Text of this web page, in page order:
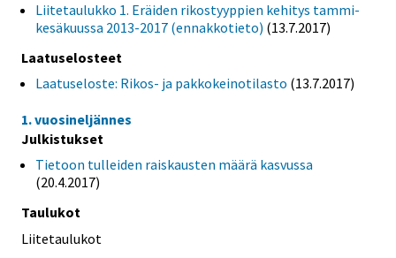
Liitetaulukko 1. Eräiden rikostyyppien kehitys tammi-
kesäkuussa 2013-2017 (ennakkotieto) (13.7.2017)
Laatuselosteet
Laatuseloste: Rikos- ja pakkokeinotilasto (13.7.2017)
1. vuosineljännes
Julkistukset
Tietoon tulleiden raiskausten määrä kasvussa
(20.4.2017)
Taulukot
Liitetaulukot